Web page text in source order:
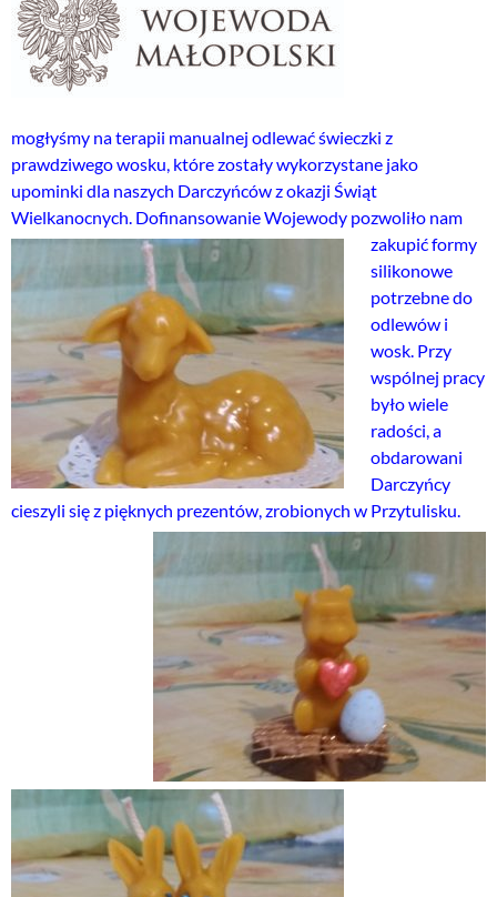
mogłyśmy na terapii manualnej odlewać świeczki z
prawdziwego wosku, które zostały wykorzystane jako
upominki dla naszych Darczyńców z okazji Świąt
Wielkanocnych. Dofinansowanie Wojewody pozwoliło nam
zakupić formy
silikonowe
potrzebne do
odlewów i
wosk. Przy
wspólnej pracy
było wiele
radości, a
obdarowani
Darczyńcy
cieszyli się z pięknych prezentów, zrobionych w Przytulisku.